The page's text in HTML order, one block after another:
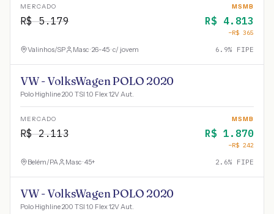
MERCADO
R$5.179
MSMB
R$ 4.813
−R$ 365
Valinhos/SP Masc · 26-45 · c/ jovem 6.9% FIPE
VW - VolksWagen POLO 2020
Polo Highline 200 TSI 1.0 Flex 12V Aut.
MERCADO
R$2.113
MSMB
R$ 1.870
−R$ 242
Belém/PA Masc · 45+ 2.6% FIPE
VW - VolksWagen POLO 2020
Polo Highline 200 TSI 1.0 Flex 12V Aut.